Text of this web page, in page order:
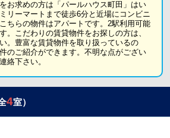
お求めの方は「パールハウス町田」はい
リーマートまで徒歩6分と近場にコンビニ
ちらの物件はアパートです。2駅利用可能
。こだわりの賃貸物件をお探しの方は、
。豊富な賃貸物件を取り扱っているの
のご紹介ができます。不明な点がござい
絡下さい。
4室）